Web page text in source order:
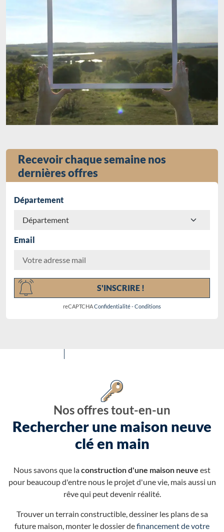
Recevoir chaque semaine nos
dernières offres
Département
Email
S'INSCRIRE !
reCAPTCHAConfidentialité-Conditions
Nos offres tout-en-un
Rechercher une maison neuve
clé en main
Nous savons que laconstruction d'une maison neuve est
pour beaucoup d'entre nous le projet d'une vie, mais aussi un
rêve qui peut devenir réalité.
Trouver un terrain constructible, dessiner les plans de sa
future maison, monter le dossier definancement de votre